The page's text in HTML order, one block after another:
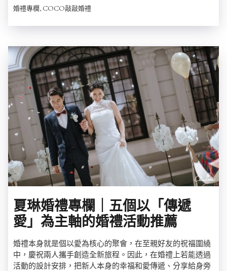
婚禮專欄, COCO敲敲婚禮
夏琳婚禮專欄｜五個以「傳遞
愛」為主軸的婚禮活動推薦
婚禮本身就是個以愛為核心的聚會，在至親好友的祝福圍繞
中，慶祝兩人攜手創造全新旅程。因此，在婚禮上若能透過
活動的設計安排，把新人本身的幸福和愛傳遞、分享給身旁